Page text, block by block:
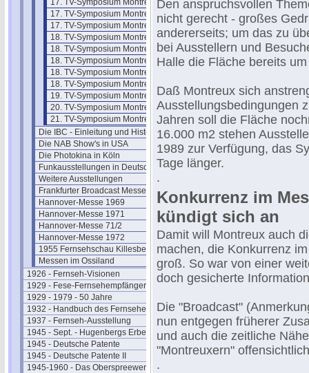
17. TV-Symposium Montreux 91/4
17. TV-Symposium Montreux 91/5
17. TV-Symposium Montreux 91/6
18. TV-Symposium Montreux 1993
18. TV-Symposium Montreux 93/2
18. TV-Symposium Montreux 93/3
18. TV-Symposium Montreux 93/4
18. TV-Symposium Montreux 93/5
19. TV-Symposium Montreux 1995
20. TV-Symposium Montreux 1997
21. TV-Symposium Montreux 1999
Die IBC - Einleitung und Historie
Die NAB Show's in USA
Die Photokina in Köln
Funkausstellungen in Deutschland
Weitere Ausstellungen
Frankfurter Broadcast Messen
Hannover-Messe 1969
Hannover-Messe 1971
Hannover-Messe 71/2
Hannover-Messe 1972
1955 Fernsehschau Killesberg
Messen im Ossiland
1926 - Fernseh-Visionen
1929 - Fese-Fernsehempfänger
1929 - 1979 - 50 Jahre
1932 - Handbuch des Fernsehens
1937 - Fernseh-Ausstellung
1945 - Sept. - Hugenbergs Erbe
1945 - Deutsche Patente
1945 - Deutsche Patente II
1945-1960 - Das Oberspreewerk
Den anspruchsvollen
nicht gerecht - großes
andererseits; um das zu
bei Ausstellern und
Halle die Fläche bereits
Daß Montreux sich
Ausstellungsbedingungen
Jahren soll die Fläche
16.000 m2 stehen
1989 zur Verfügung, das
Tage länger.
.
Konkurrenz im
kündigt sich an
Damit will Montreux auch
machen, die Konkurrenz
groß. So war von einer
doch gesicherte
Die "Broadcast"
nun entgegen früherer
und auch die zeitliche
"Montreuxern"
.